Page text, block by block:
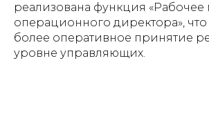
реализована функция «Рабочее
операционного директора»,
более оперативное принятие
уровне управляющих.